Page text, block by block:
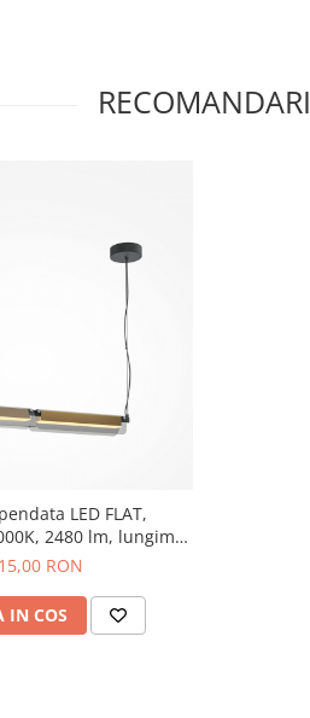
RECOMANDARI
LED FLAT,
2480 lm, lungime
- MAYTONI
RON
IN COS